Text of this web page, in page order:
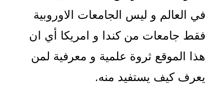
في العالم و ليس الجامعات الاوروبية
فقط جامعات من كندا و امريكا أي ان
هذا الموقع ثروة علمية و معرفية لمن
يعرف كيف يستفيد منه.